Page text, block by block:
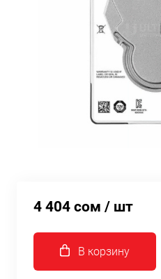
4 404 сом / шт
В корзину